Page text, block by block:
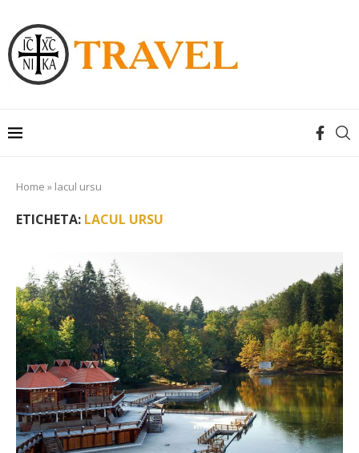
Home » lacul ursu
ETICHETA: LACUL URSU